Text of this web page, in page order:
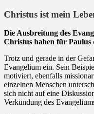
Christus ist mein
Die Ausbreitung des
Christus haben für Paulus
Trotz und gerade in der
Evangelium ein. Sein
motiviert, ebenfalls
einzelnen Menschen
sich nicht auf eine
Verkündung des